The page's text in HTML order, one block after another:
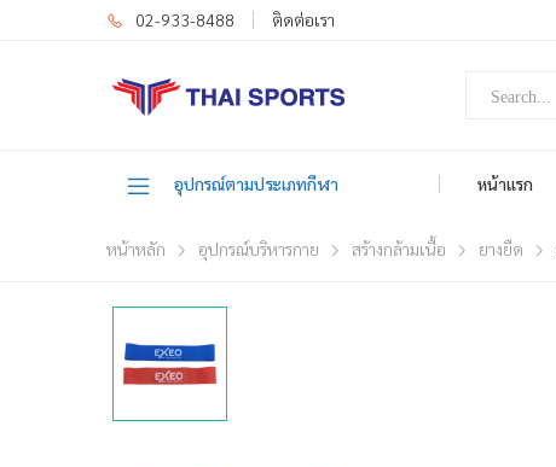
02-933-8488 ติดต่อเรา
อุปกรณ์ตามประเภทกีฬา หน้าแรก
หน้าหลัก อุปกรณ์บริหารกาย สร้างกล้ามเนื้อ ยางยืด